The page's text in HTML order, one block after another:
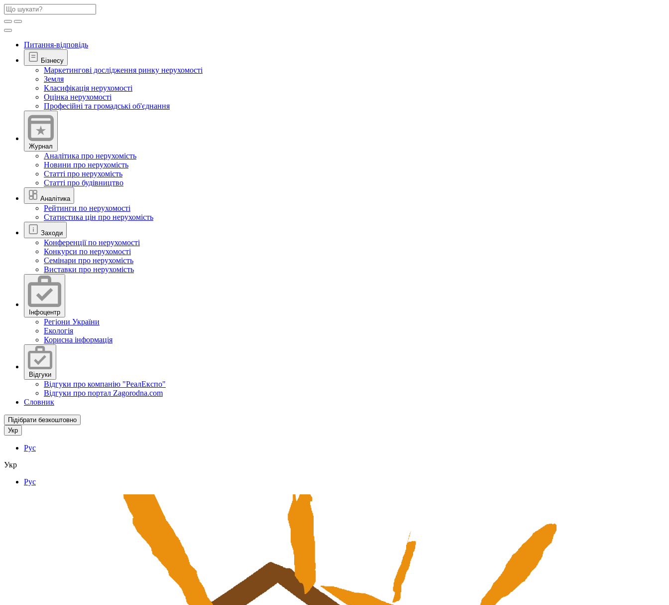
Питання-відповідь
Бізнесу
Маркетингові дослідження ринку нерухомості
Земля
Класифікація нерухомості
Оцінка нерухомості
Професійні та громадські об'єднання
Журнал
Аналітика про нерухомість
Новини про нерухомість
Статті про нерухомість
Статті про будівництво
Аналітика
Рейтинги по нерухомості
Статистика цін про нерухомість
Заходи
Конференції по нерухомості
Конкурси по нерухомості
Семінари про нерухомість
Виставки про нерухомість
Інфоцентр
Регіони України
Екологія
Корисна інформація
Відгуки
Відгуки про компанію "РеалЕкспо"
Відгуки про портал Zagorodna.com
Словник
Підібрати безкоштовно
Укр
Рус
Укр
Рус